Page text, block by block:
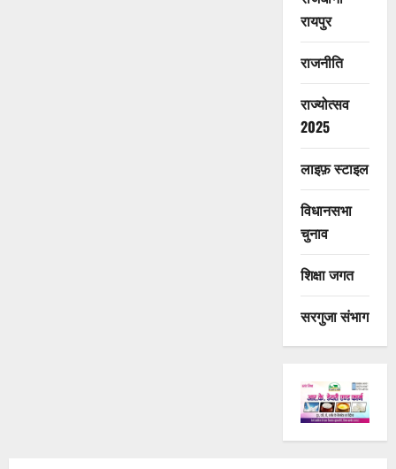
रायपुर
राजनीति
राज्योत्सव
2025
लाइफ़ स्टाइल
विधानसभा
चुनाव
शिक्षा जगत
सरगुजा संभाग